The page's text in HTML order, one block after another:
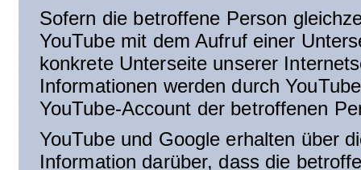
Sofern die betroffene Person
YouTube mit dem Aufruf einer
konkrete Unterseite unserer
Informationen werden durch
YouTube-Account der betroffenen
YouTube und Google erhalten über
Information darüber, dass die